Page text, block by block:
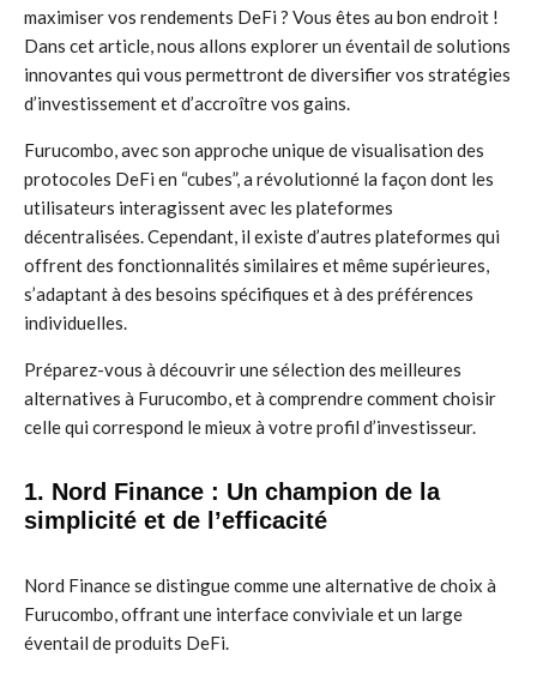
maximiser vos rendements DeFi ? Vous êtes au bon endroit !
Dans cet article, nous allons explorer un éventail de solutions
innovantes qui vous permettront de diversifier vos stratégies
d’investissement et d’accroître vos gains.
Furucombo, avec son approche unique de visualisation des
protocoles DeFi en “cubes”, a révolutionné la façon dont les
utilisateurs interagissent avec les plateformes
décentralisées. Cependant, il existe d’autres plateformes qui
offrent des fonctionnalités similaires et même supérieures,
s’adaptant à des besoins spécifiques et à des préférences
individuelles.
Préparez-vous à découvrir une sélection des meilleures
alternatives à Furucombo, et à comprendre comment choisir
celle qui correspond le mieux à votre profil d’investisseur.
1. Nord Finance : Un champion de la
simplicité et de l’efficacité
Nord Finance se distingue comme une alternative de choix à
Furucombo, offrant une interface conviviale et un large
éventail de produits DeFi.